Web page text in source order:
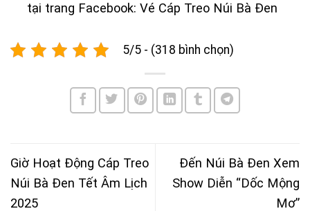
tại trang Facebook: Vé Cáp Treo Núi Bà Đen
5/5 - (318 bình chọn)
Giờ Hoạt Động Cáp Treo
Núi Bà Đen Tết Âm Lịch
2025
Đến Núi Bà Đen Xem
Show Diễn “Dốc Mộng
Mơ”